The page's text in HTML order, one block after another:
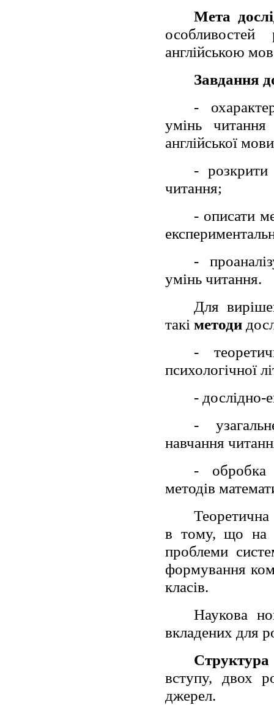
Мета
англійською
Завдання
-
умінь
англійської
-
читання;
- описати
-
умінь читання.
Для
такі методи
-
психологічної
- дослідно-
-
навчання
- обробка
методів
Теоретична
в тому, що на
проблеми
формування
класів.
Наукова
вкладених для
вступу, двох
джерел.